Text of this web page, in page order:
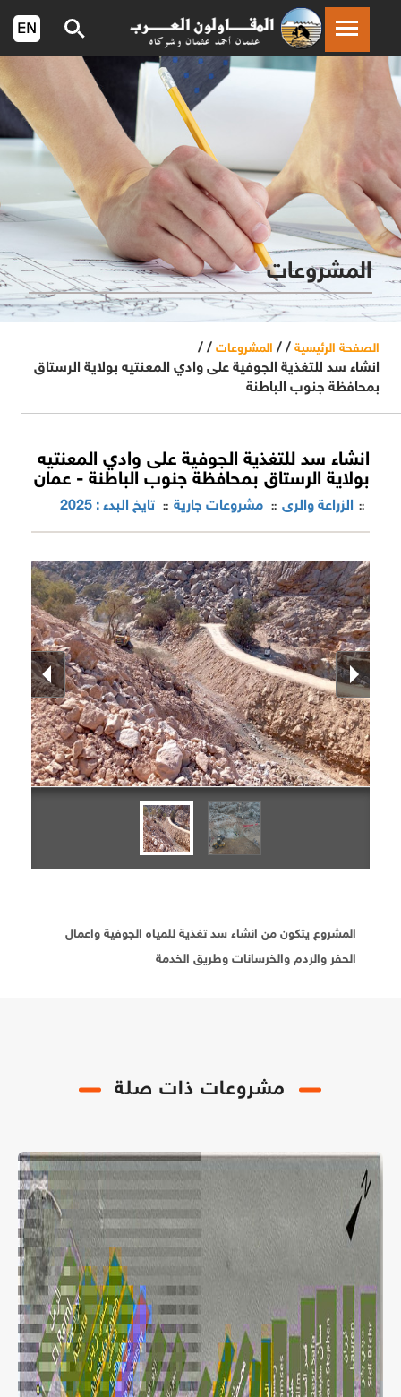
المشروعات
الصفحة الرئيسية / / المشروعات / /
انشاء سد للتغذية الجوفية على وادي المعنتيه بولاية الرستاق
بمحافظة جنوب الباطنة
انشاء سد للتغذية الجوفية على وادي المعنتيه
بولاية الرستاق بمحافظة جنوب الباطنة - عمان
تايخ البدء : 2025:: مشروعات جارية:: الزراعة والرى ::
المشروع يتكون من انشاء سد تغذية للمياه الجوفية واعمال
الحفر والردم والخرسانات وطريق الخدمة
مشروعات ذات صلة